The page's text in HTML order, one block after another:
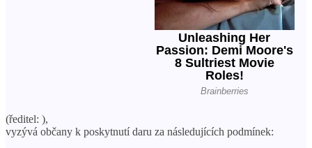
(ředitel: ),
vyzývá občany k poskytnutí daru za následujících podmínek: